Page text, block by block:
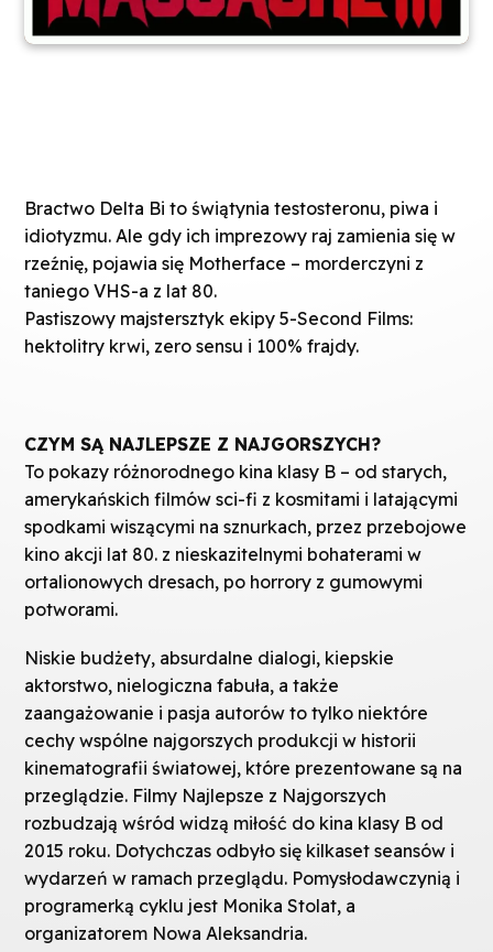
Bractwo Delta Bi to świątynia testosteronu, piwa i
idiotyzmu. Ale gdy ich imprezowy raj zamienia się w
rzeźnię, pojawia się Motherface – morderczyni z
taniego VHS-a z lat 80.
Pastiszowy majstersztyk ekipy 5-Second Films:
hektolitry krwi, zero sensu i 100% frajdy.
CZYM SĄ NAJLEPSZE Z NAJGORSZYCH?
To pokazy różnorodnego kina klasy B – od starych,
amerykańskich filmów sci-fi z kosmitami i latającymi
spodkami wiszącymi na sznurkach, przez przebojowe
kino akcji lat 80. z nieskazitelnymi bohaterami w
ortalionowych dresach, po horrory z gumowymi
potworami.
Niskie budżety, absurdalne dialogi, kiepskie
aktorstwo, nielogiczna fabuła, a także
zaangażowanie i pasja autorów to tylko niektóre
cechy wspólne najgorszych produkcji w historii
kinematografii światowej, które prezentowane są na
przeglądzie. Filmy Najlepsze z Najgorszych
rozbudzają wśród widzą miłość do kina klasy B od
2015 roku. Dotychczas odbyło się kilkaset seansów i
wydarzeń w ramach przeglądu. Pomysłodawczynią i
programerką cyklu jest Monika Stolat, a
organizatorem Nowa Aleksandria.